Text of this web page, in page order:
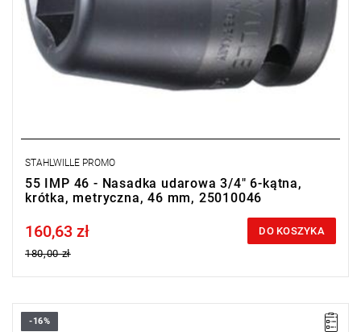
STAHLWILLE PROMO
55 IMP 46 - Nasadka udarowa 3/4" 6-kątna,
krótka, metryczna, 46 mm, 25010046
Price tax included
160,63 zł
180,00 zł
DO KOSZYKA
-16%